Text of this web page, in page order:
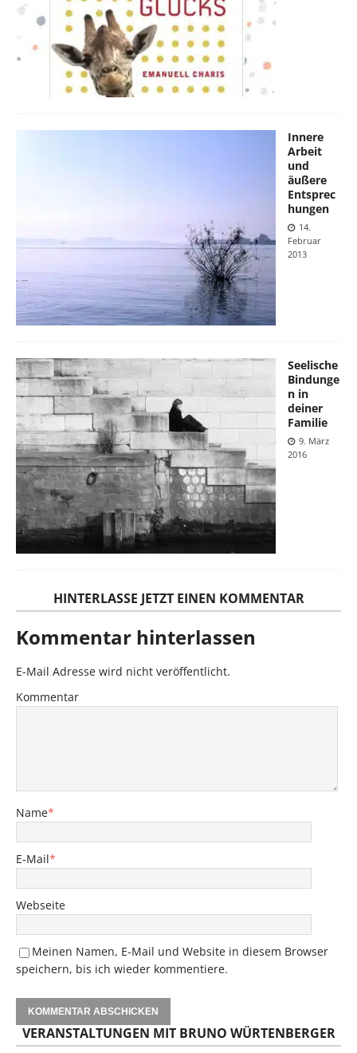
Innere
Arbeit
und
äußere
Entsprec
hungen
14.
Februar
2013
Seelische
Bindunge
n in
deiner
Familie
9. März
2016
HINTERLASSE JETZT EINEN KOMMENTAR
Kommentar hinterlassen
E-Mail Adresse wird nicht veröffentlicht.
Kommentar
Name*
E-Mail*
Webseite
Meinen Namen, E-Mail und Website in diesem Browser
speichern, bis ich wieder kommentiere.
VERANSTALTUNGEN MIT BRUNO WÜRTENBERGER